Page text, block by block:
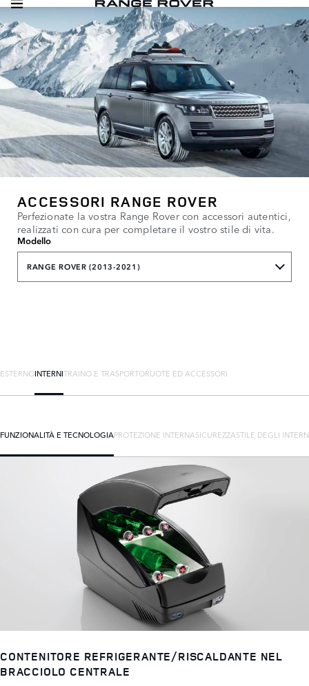
ACCESSORI RANGE ROVER
Perfezionate la vostra Range Rover con accessori autentici,
realizzati con cura per completare il vostro stile di vita.
Modello
RANGE ROVER (2013-2021)
ESTERNOINTERNITRAINO E TRASPORTORUOTE ED ACCESSORI
FUNZIONALITÀ E TECNOLOGIAPROTEZIONE INTERNASICUREZZASTILE DEGLI
CONTENITORE REFRIGERANTE/RISCALDANTE NEL
BRACCIOLO CENTRALE